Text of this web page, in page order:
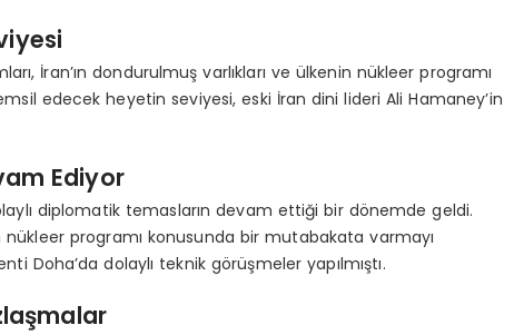
İran’ın dondurulmuş varlıkları ve ülkenin nükleer programı
edecek heyetin seviyesi, eski İran dini lideri Ali Hamaney’in
Ediyor
diplomatik temasların devam ettiği bir dönemde geldi.
nükleer programı konusunda bir mutabakata varmayı
Doha’da dolaylı teknik görüşmeler yapılmıştı.